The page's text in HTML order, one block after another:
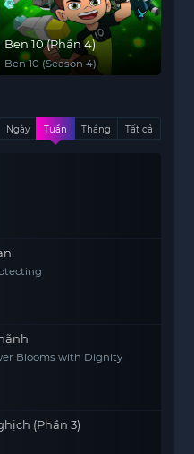
Ben 10 (Phần 4)
Ben 10 (Season 4)
Ngày Tuần Tháng Tất cả
Blooms with Dignity
(Phần 3)